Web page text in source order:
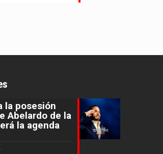
la posesión
Abelardo de la
la agenda